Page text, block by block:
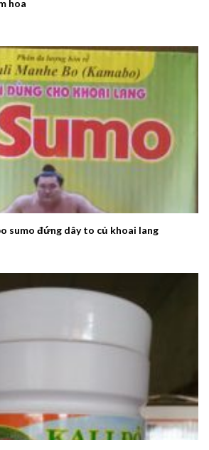
hoa
sumo đứng dây to củ khoai lang